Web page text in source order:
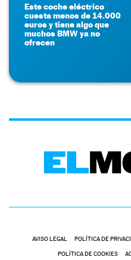
Este coche eléctrico
cuesta menos de 14.000
euros y tiene algo que
muchos BMW ya no
ofrecen
AVISO LEGAL POLÍTICA DE
POLÍTICA DE COOKIES